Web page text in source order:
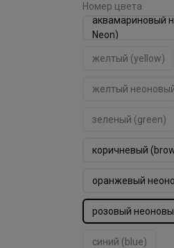
Номер цвета
аквамариновый
Neon)
желтый (yellow)
желтый
зеленый (green)
коричневый
оранжевый
розовый
синий (blue)